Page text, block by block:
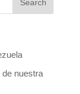
nuestra